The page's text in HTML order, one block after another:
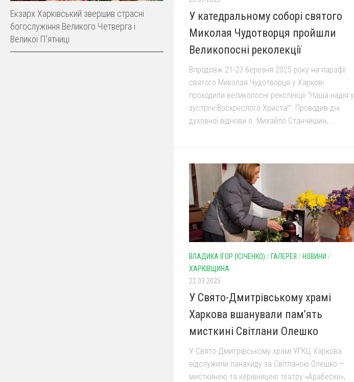
У катедральному соборі святого
Миколая Чудотворця пройшли
Великопосні реколекції
Впродовж 21-23 березня 2025 року на парафії
святого Миколая Чудотворця у Харкові
проходили великопосні реколекції “Наша надія у
зустрічі Воскреслого Христа!”. Проводив дні
духовної віднови о. Михайло Станчишин,...
ВЛАДИКА ІГОР (ІСІЧЕНКО) / ГАЛЕРЕЯ / НОВИНИ /
ХАРКІВЩИНА
22.03.2025
У Свято-Дмитрівському храмі
Харкова вшанували пам’ять
мисткині Світлани Олешко
У Свято-Дмитрівському храмі УГКЦ Харкова
відслужили панахиду за Світланою Олешко —
мисткинею та керівницею театру «Арабески»,
Екзарх Харківський звершив страсні
богослужіння Великого Четверга і
Великої Пʼятниці